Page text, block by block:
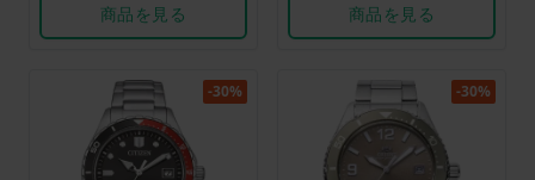
商品を見る
商品を見る
-30% -30%